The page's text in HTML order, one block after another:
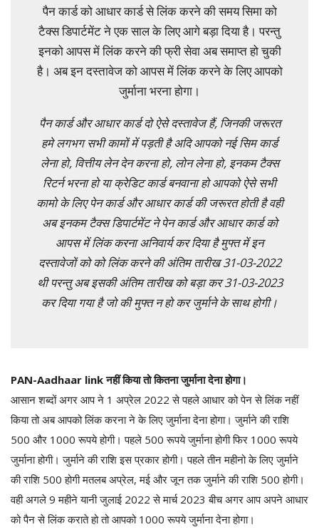
पैन कार्ड को आधार कार्ड से लिंक करने की समय सिमा को
टैक्स डिपार्टमेंट ने एक साल के लिए आगे बड़ा दिया है। परन्तु
इनको आपस में लिंक करने की फ्री सेवा अब समाप्त हो चुकी
है। अब इन दस्तावेज को आपस में लिंक करने के लिए आपको
जुर्माना भरना होगा।
पैन कार्ड और आधार कार्ड दो ऐसे दस्तावेज हैं, जिनकी जरूरत
हमे लगभग सभी कामों में पड़ती है अदि आपको नई सिम कार्ड
लेना हो, वित्तीय लेन देन करना हो, लोन लेना हो, इनकम टैक्स
रिटर्न भरना हो या क्रेडिट कार्ड बनवाना हो आपको ऐसे सभी
कामो के लिए पेन कार्ड और आधार कार्ड की जरूरत होती है वही
अब इनकम टैक्स डिपार्टमेंट ने पेन कार्ड और आधार कार्ड को
आपस में लिंक करना अनिवार्य कर दिया है मुफ्त में इन
दस्तावेजों को को लिंक करने की अंतिम तारीख 31-03-2022
थी परन्तु अब इसकी अंतिम तारीख को बड़ा कर 31-03-2023
कर दिया गया है जो की मुफ्त न हो कर जुर्माने के साथ होगी।
PAN-Aadhaar link नहीं किया तो कितना जुर्माना देना होगा।
आसान शब्दों अगर आप ने 1 अप्रेल 2022 से पहले आधार को पेन से लिंक नहीं
किया तो अब आपको लिंक करना ने के लिए जुर्माना देना होगा। जुर्माने की राशि
500 और 1000 रूपये होगी। पहले 500 रूपये जुर्माना होगी फिर 1000 रूपये
जुर्माना होगी। जुर्माने की राशि इस प्रकार होगी। पहले तीन महीनो के लिए जुर्माने
की राशि 500 होगी मतलब अप्रेल, मई और जून तक जुर्माने की राशि 500 होगी।
वही अगले 9 महीने यानी जुलाई 2022 से मार्च 2023 बीच अगर आप अपने आधार
को पैन से लिंक कराते हो तो आपको 1000 रूपये जुर्माना देना होगा।